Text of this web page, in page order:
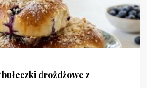
drożdżowe z